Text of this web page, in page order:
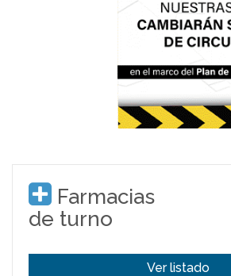
Farmacias
de turno
Ver listado